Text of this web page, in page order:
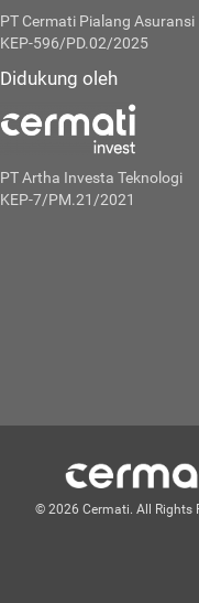
PT Cermati Pialang Asuransi
KEP-596/PD.02/2025
Didukung oleh
PT Artha Investa Teknologi
KEP-7/PM.21/2021
© 2026 Cermati. All Rights